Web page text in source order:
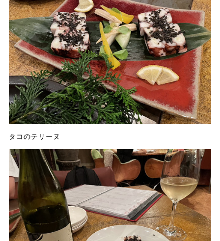
タコのテリーヌ